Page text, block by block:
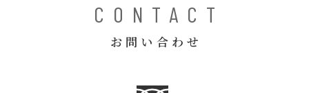
CONTACT
お問い合わせ